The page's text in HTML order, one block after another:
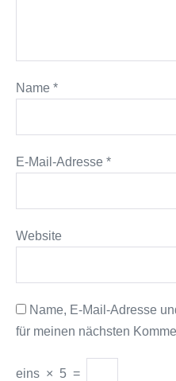
Name *
E-Mail-Adresse *
Website
Name, E-Mail-Adresse
für meinen nächsten
eins × 5 =